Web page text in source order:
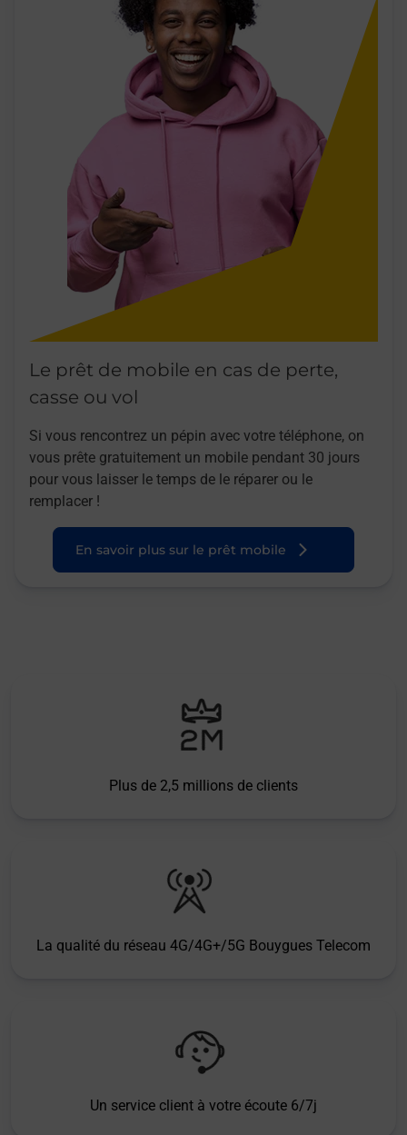
Le prêt de mobile en cas de perte,
casse ou vol
Si vous rencontrez un pépin avec votre téléphone, on
vous prête gratuitement un mobile pendant 30 jours
pour vous laisser le temps de le réparer ou le
remplacer !
En savoir plus sur le prêt mobile
Plus de 2,5 millions de clients
La qualité du réseau 4G/4G+/5G Bouygues Telecom
Un service client à votre écoute 6/7j